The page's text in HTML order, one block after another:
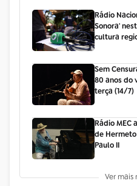
Rádio
Sonora'
cultura
Sem
80 anos do
terça (14/7)
Rádio MEC
de Hermeto
Paulo II
Ver mais